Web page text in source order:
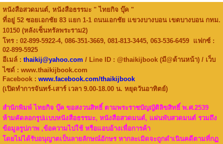
หนังสือสวดมนต์, หนังสือธรรมะ " ไทยกิจ บุ๊ค "
ที่อยู่ 52 ซอยเอกชัย 83 แยก 1-1 ถนนเอกชัย แขวงบางบอน เขตบางบอน กทม.
10150 (หลังเซ็นทรัลพระราม2)
โทร : 02-899-5922-4, 086-351-3669, 081-813-3445, 063-536-6459 แฟกซ์ :
02-899-5925
อีเมล์ : thaikij@yahoo.com / Line ID : @thaikijbook (มี@ด้านหน้า) / เว็บ
ไซด์ : www.thaikijbook.com
Facebook : www.facebook.com/thaikijbook
(เปิดทำการจันทร์-เสาร์ เวลา 9.00-18.00 น. หยุดวันอาทิตย์)
สำนักพิมพ์ ไทยกิจ บุ๊ค ขอสงวนสิทธิ์ ตามพระราชบัญญัติลิขสิทธิ์ พ.ศ.2539
ห้ามคัดลอกรูปเเบบหนังสือธรรมะ, หนังสือสวดมนต์, แผ่นพับสวดมนต์ รวมถึง
ข้อมูลรูปภาพ ,ข้อความไปใช้ หรือแอบอ้างเพื่อการค้า
โดยไม่ได้รับอนุญาตเป็นลายลักษณ์อักษร หากละเมิดจะถูกดำเนินคดีตามที่กฏ